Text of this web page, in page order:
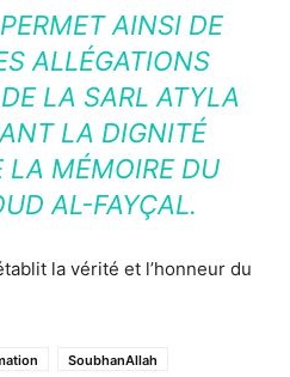
AINSI DE
ALLÉGATIONS
LA SARL ATYLA
LA DIGNITÉ
LA MÉMOIRE DU
AL-FAYÇAL.
la vérité et l’honneur du
SoubhanAllah